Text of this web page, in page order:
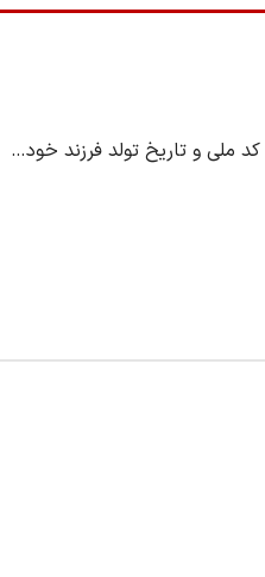
ملی و تاریخ تولد فرزند خود…